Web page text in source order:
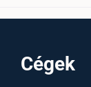
Cégek